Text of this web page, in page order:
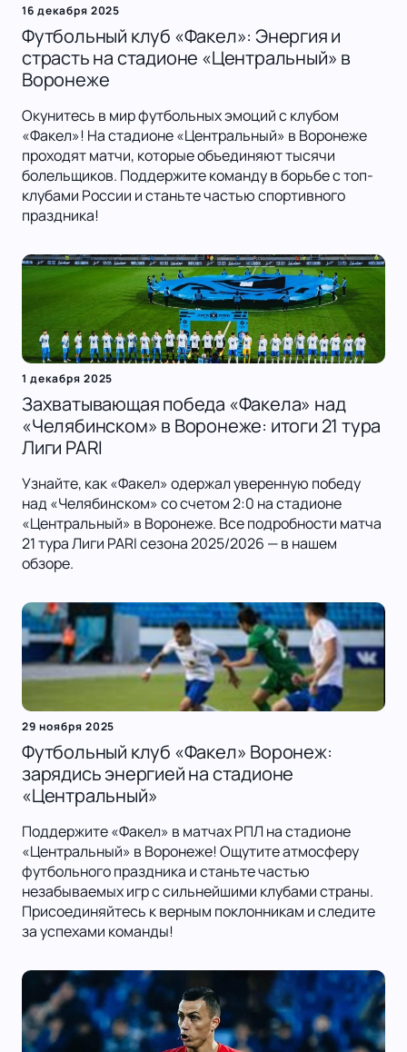
16 декабря 2025
Футбольный клуб «Факел»: Энергия и
страсть на стадионе «Центральный» в
Воронеже
Окунитесь в мир футбольных эмоций с клубом
«Факел»! На стадионе «Центральный» в Воронеже
проходят матчи, которые объединяют тысячи
болельщиков. Поддержите команду в борьбе с топ-
клубами России и станьте частью спортивного
праздника!
1 декабря 2025
Захватывающая победа «Факела» над
«Челябинском» в Воронеже: итоги 21 тура
Лиги PARI
Узнайте, как «Факел» одержал уверенную победу
над «Челябинском» со счетом 2:0 на стадионе
«Центральный» в Воронеже. Все подробности матча
21 тура Лиги PARI сезона 2025/2026 — в нашем
обзоре.
29 ноября 2025
Футбольный клуб «Факел» Воронеж:
зарядись энергией на стадионе
«Центральный»
Поддержите «Факел» в матчах РПЛ на стадионе
«Центральный» в Воронеже! Ощутите атмосферу
футбольного праздника и станьте частью
незабываемых игр с сильнейшими клубами страны.
Присоединяйтесь к верным поклонникам и следите
за успехами команды!